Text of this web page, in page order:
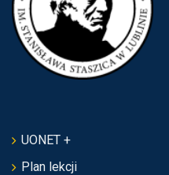
UONET +
Plan lekcji